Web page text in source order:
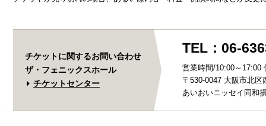
チケットに関するお問い合わせ
ザ・フェニックスホール
チケットセンター
TEL：06-
営業時間/10:00～17:00
〒530-0047 大阪市北区
あいおいニッセイ同和